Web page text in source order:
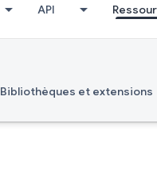
API
Bibliothèques et extensions